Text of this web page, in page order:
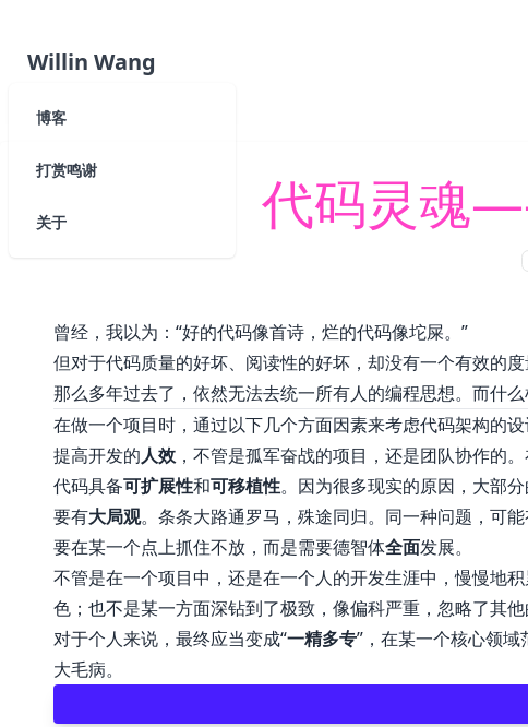
博客
打赏鸣谢
关于
Willin Wang
代码灵魂
曾经，我以为：“好的代码像首诗，烂的代码像坨屎。”
但对于代码质量的好坏、阅读性的好坏，却没有一个有效的
那么多年过去了，依然无法去统一所有人的编程思想。而什
在做一个项目时，通过以下几个方面因素来考虑代码架构的设
提高开发的人效，不管是孤军奋战的项目，还是团队协作的
代码具备可扩展性和可移植性。因为很多现实的原因，大部
要有大局观。条条大路通罗马，殊途同归。同一种问题，可
要在某一个点上抓住不放，而是需要德智体全面发展。
不管是在一个项目中，还是在一个人的开发生涯中，慢慢地
色；也不是某一方面深钻到了极致，像偏科严重，忽略了其他
对于个人来说，最终应当变成“一精多专”，在某一个核心领
大毛病。